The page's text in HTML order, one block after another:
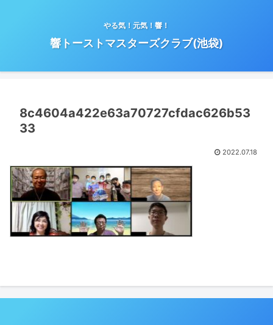
やる気！元気！響！
響トーストマスターズクラブ(池袋)
8c4604a422e63a70727cfdac626b53
33
2022.07.18